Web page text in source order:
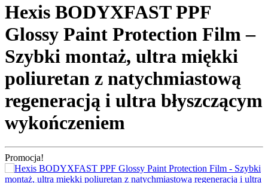
Hexis BODYXFAST PPF
Glossy Paint Protection Film –
Szybki montaż, ultra miękki
poliuretan z natychmiastową
regeneracją i ultra błyszczącym
wykończeniem
Promocja!